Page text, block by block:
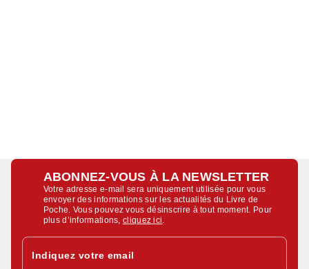
ABONNEZ-VOUS À LA NEWSLETTER
Votre adresse e-mail sera uniquement utilisée pour vous
envoyer des informations sur les actualités du Livre de
Poche. Vous pouvez vous désinscrire à tout moment. Pour
plus d’informations,cliquez ici
Indiquez votre email